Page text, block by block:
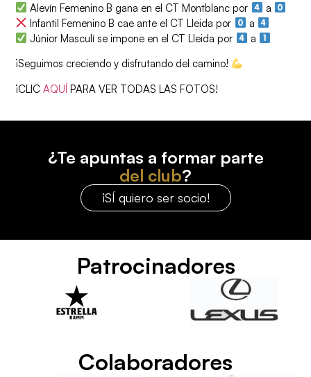
Alevín Femenino B gana en el CT Montblanc por
a
Infantil Femenino B cae ante el CT Lleida por
a
Júnior Masculí se impone en el CT Lleida por
a
¡Seguimos creciendo y disfrutando del camino!
¡CLICAQUÍ PARA VER TODAS LAS FOTOS!
¿Te apuntas a formar parte
del club?
¡SÍ quiero ser socio!
Patrocinadores
Colaboradores